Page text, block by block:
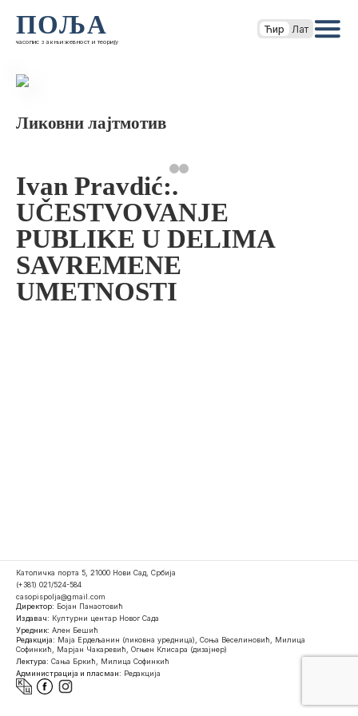
ПОЉА
часопис за књижевност и теорију
Ћир Лат
Ликовни лајтмотив
Ivan Pravdić:.
UČESTVOVANJE
PUBLIKE U DELIMA
SAVREMENE
UMETNOSTI
Католичка порта 5, 21000 Нови Сад, Србија
(+381) 021/524-584
casopispolja@gmail.com
Директор: Бојан Панаотовић
Издавач: Културни центар Новог Сада
Уредник: Ален Бешић
Редакција: Маја Ердељанин (ликовна уредница), Соња Веселиновић, Милица
Софинкић, Марјан Чакаревић, Огњен Клисара (дизајнер)
Лектура: Сања Бркић, Милица Софинкић
Администрација и пласман: Редакција